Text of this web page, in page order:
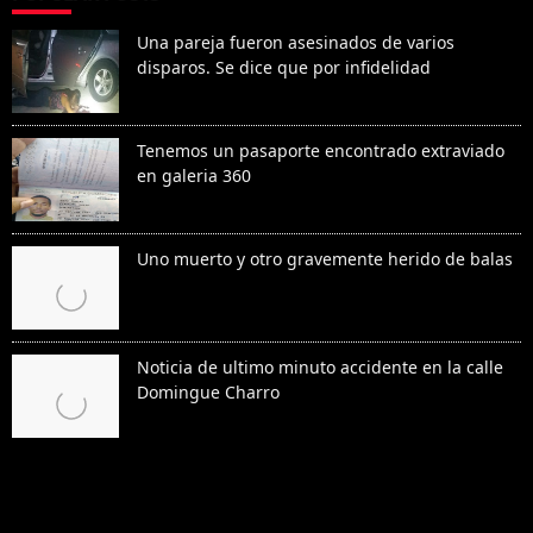
Una pareja fueron asesinados de varios
disparos. Se dice que por infidelidad
Tenemos un pasaporte encontrado extraviado
en galeria 360
Uno muerto y otro gravemente herido de balas
Noticia de ultimo minuto accidente en la calle
Domingue Charro